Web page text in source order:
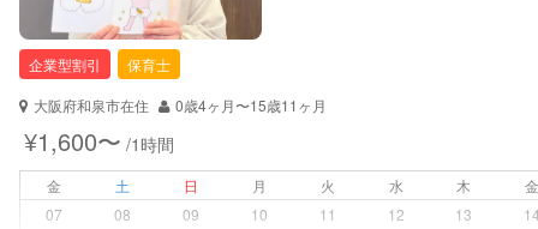
企業型割引
保育士
大阪府和泉市在住
0歳4ヶ月〜15歳11ヶ月
¥1,600〜 /1時間
金 土 日 月 火 水 木
07
08 09 10 11 12 13